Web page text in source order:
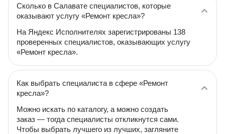
Сколько в Салавате специалистов, которые
оказывают услугу «Ремонт кресла»?
На Яндекс Исполнителях зарегистрированы 138
проверенных специалистов, оказывающих услугу
«Ремонт кресла».
Как выбрать специалиста в сфере «Ремонт
кресла»?
Можно искать по каталогу, а можно создать
заказ — тогда специалисты откликнутся сами.
Чтобы выбрать лучшего из лучших, загляните